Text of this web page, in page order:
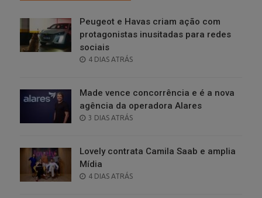
Peugeot e Havas criam ação com
protagonistas inusitadas para redes
sociais
POSTED
4 DIAS ATRÁS
Made vence concorrência e é a nova
agência da operadora Alares
POSTED
3 DIAS ATRÁS
Lovely contrata Camila Saab e amplia
Mídia
POSTED
4 DIAS ATRÁS